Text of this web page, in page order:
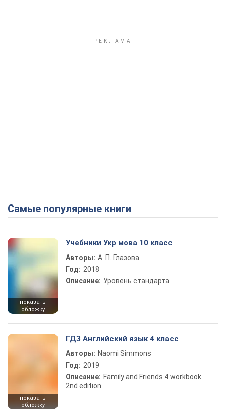
Самые популярные книги
показать
обложку
Учебники Укр мова 10 класс
Авторы: А. П. Глазова
Год: 2018
Описание: Уровень стандарта
показать
обложку
ГДЗ Английский язык 4 класс
Авторы: Naomi Simmons
Год: 2019
Описание: Family and Friends 4 workbook
2nd edition